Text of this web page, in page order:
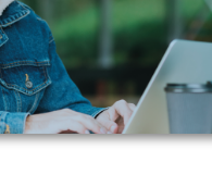
Comptabilité, Contrôle, Audit
E-Logistique
Master Pro.